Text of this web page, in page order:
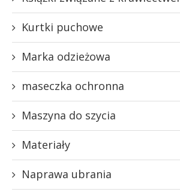
Kurtki puchowe
Marka odzieżowa
maseczka ochronna
Maszyna do szycia
Materiały
Naprawa ubrania